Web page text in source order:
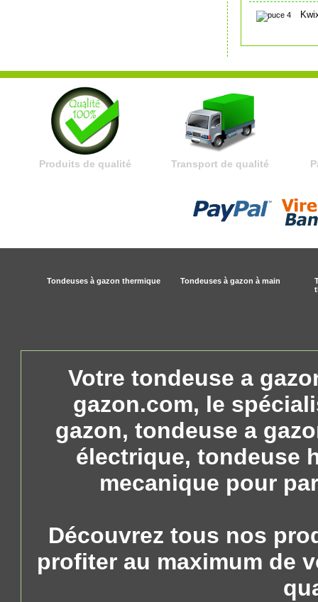
Produits de qualité Transport de qualité
Tondeuses à gazon thermique Tondeuses à gazon à main
Votre tondeuse a
gazon.com, le
gazon, tondeuse a
électrique, tondeuse
mecanique pour
Découvrez tous nos
profiter au maximum de